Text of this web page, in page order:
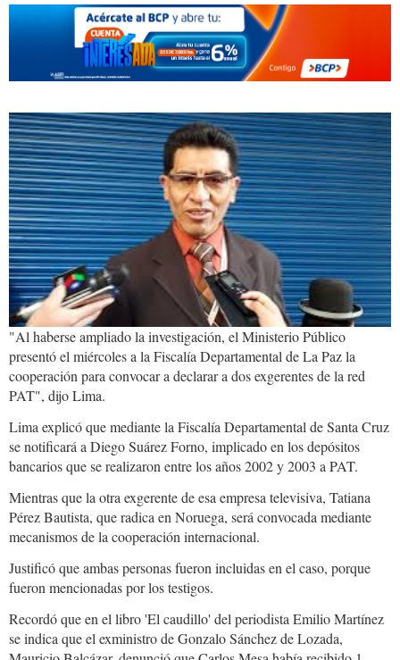
Lima.Samuel.jpg
"Al haberse ampliado la investigación, el Ministerio Público
presentó el miércoles a la Fiscalía Departamental de La Paz la
cooperación para convocar a declarar a dos exgerentes de la red
PAT", dijo Lima.
Lima explicó que mediante la Fiscalía Departamental de Santa Cruz
se notificará a Diego Suárez Forno, implicado en los depósitos
bancarios que se realizaron entre los años 2002 y 2003 a PAT.
Mientras que la otra exgerente de esa empresa televisiva, Tatiana
Pérez Bautista, que radica en Noruega, será convocada mediante
mecanismos de la cooperación internacional.
Justificó que ambas personas fueron incluidas en el caso, porque
fueron mencionadas por los testigos.
Recordó que en el libro 'El caudillo' del periodista Emilio Martínez
se indica que el exministro de Gonzalo Sánchez de Lozada,